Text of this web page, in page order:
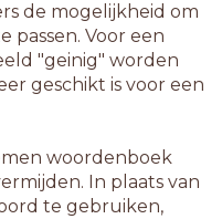
de mogelijkheid om
passen. Voor een
"geinig" worden
geschikt is voor een
woordenboek
In plaats van
te gebruiken,